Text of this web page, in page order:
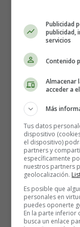
y les
incondicional.
para el Día de la
Homenaje
Marzo
8 de marzo, un
para celebrar a
les queremos
Mujeres fuertes
Publicidad
publicidad,
servicios
Contenido
Almacenar
acceder a
Más
Tus datos
dispositivo
el dispositivo)
partners y
específicamente
nuestros partners
geolocalización.
Es posible que
personales en
puedes oponerte
En la parte inferior
busca un enlace